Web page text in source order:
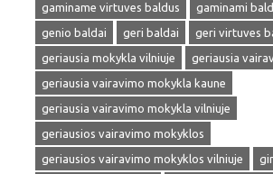
gaminame virtuves baldus
gaminami
genio baldai
geri baldai
geri virtuves
geriausia mokykla vilniuje
geriausia
geriausia vairavimo mokykla kaune
geriausia vairavimo mokykla vilniuje
geriausios vairavimo mokyklos
geriausios vairavimo mokyklos vilniuje